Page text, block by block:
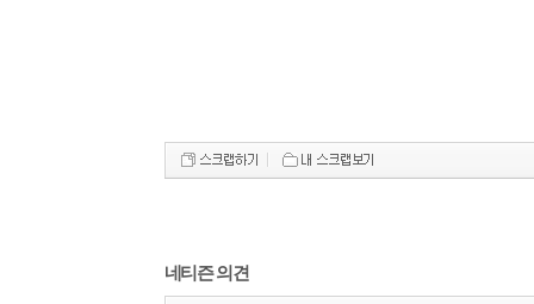
네티즌 의견